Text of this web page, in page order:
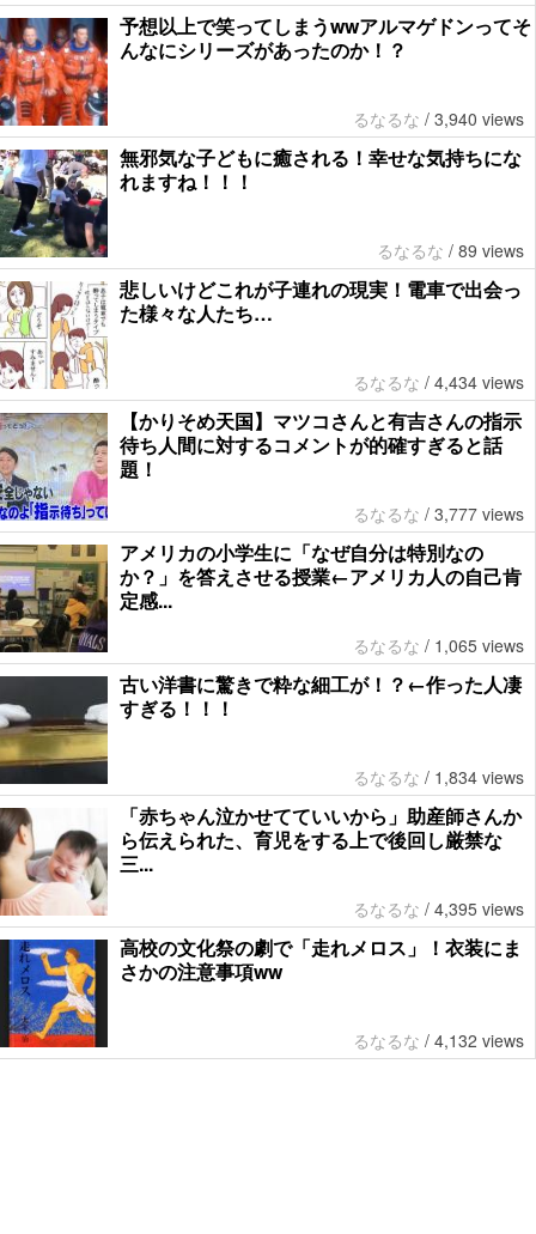
予想以上で笑ってしまうwwアルマゲドンってそ
んなにシリーズがあったのか！？
るなるな / 3,940 views
無邪気な子どもに癒される！幸せな気持ちにな
れますね！！！
るなるな / 89 views
悲しいけどこれが子連れの現実！電車で出会っ
た様々な人たち…
るなるな / 4,434 views
【かりそめ天国】マツコさんと有吉さんの指示
待ち人間に対するコメントが的確すぎると話
題！
るなるな / 3,777 views
アメリカの小学生に「なぜ自分は特別なの
か？」を答えさせる授業←アメリカ人の自己肯
定感...
るなるな / 1,065 views
古い洋書に驚きで粋な細工が！？←作った人凄
すぎる！！！
るなるな / 1,834 views
「赤ちゃん泣かせてていいから」助産師さんか
ら伝えられた、育児をする上で後回し厳禁な
三...
るなるな / 4,395 views
高校の文化祭の劇で「走れメロス」！衣装にま
さかの注意事項ww
るなるな / 4,132 views